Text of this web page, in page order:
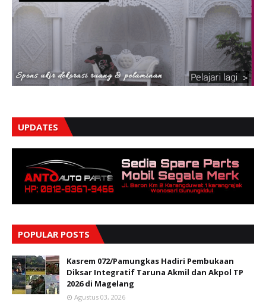
UPDATES
POPULAR POSTS
Kasrem 072/Pamungkas Hadiri Pembukaan
Diksar Integratif Taruna Akmil dan Akpol TP
2026 di Magelang
Agustus 03, 2026